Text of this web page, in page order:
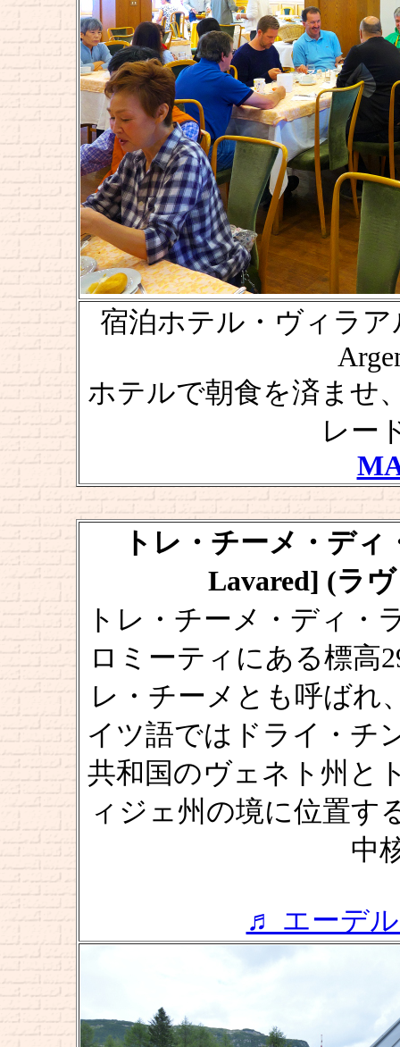
宿泊ホテル・ヴィラ
ホテルで朝食を済ませ
レー
トレ・チーメ・デ
Lavared] (ラ
トレ・チーメ・ディ・
ロミーティにある標高
レ・チーメとも呼ば
イツ語ではドライ・
共和国のヴェネト州と
ィジェ州の境に位置
中
♬ エーデル